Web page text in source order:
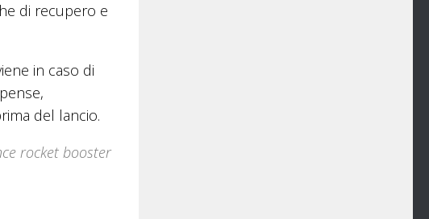
di recupero e
in caso di
del lancio.
rocket booster